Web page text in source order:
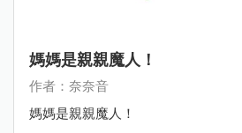
媽媽是親親魔人！
作者：奈奈音
媽媽是親親魔人！